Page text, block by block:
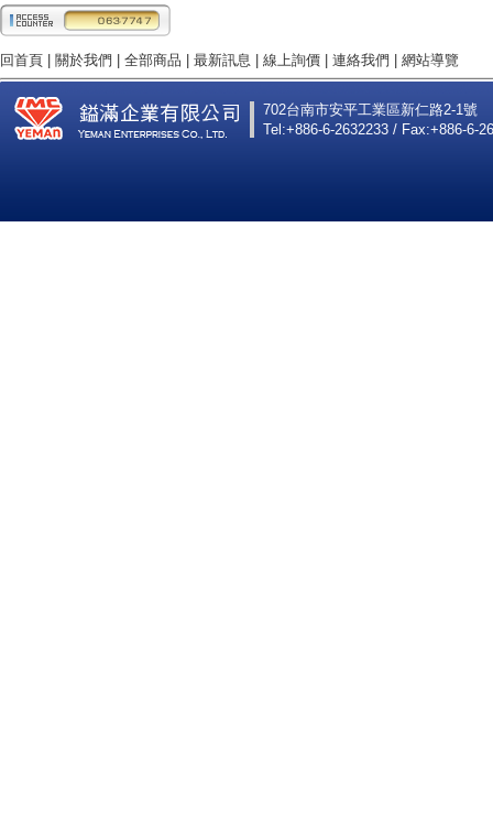
回首頁 | 關於我們 | 全部商品 | 最新訊息 | 線上詢價 | 連絡我們 | 網站導覽
702台南市安平工業區新仁路2-1號
Tel:+886-6-2632233 / Fax:+886-6-